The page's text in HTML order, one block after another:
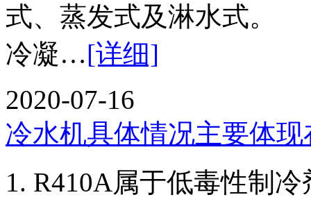
式、蒸发式及淋水式
冷凝…[详细]
2020-07-16
冷水机具体情况主要体
1. R410A属于低毒性制